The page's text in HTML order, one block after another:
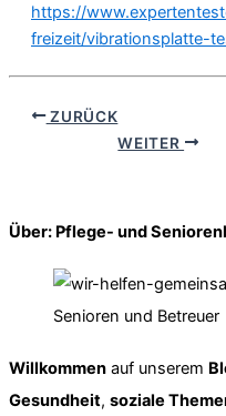
https://
freizeit/vibrationsplatte-
ZURÜCK
WEITER
Über: Pflege- und
Willkommen auf unserem
Gesundheit, soziale